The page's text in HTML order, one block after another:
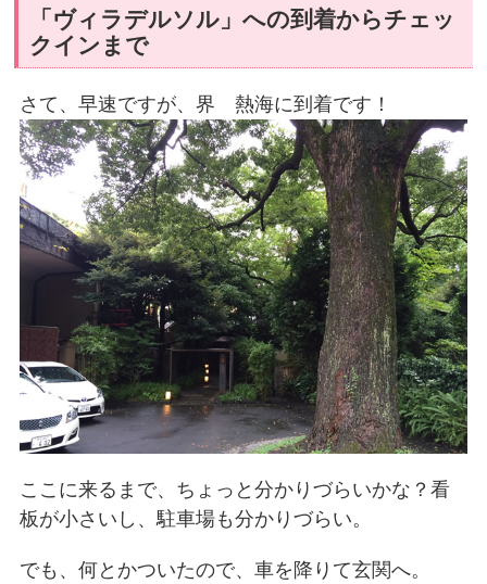
「ヴィラデルソル」への到着からチェッ
クインまで
さて、早速ですが、界 熱海に到着です！
ここに来るまで、ちょっと分かりづらいかな？看
板が小さいし、駐車場も分かりづらい。
でも、何とかついたので、車を降りて玄関へ。